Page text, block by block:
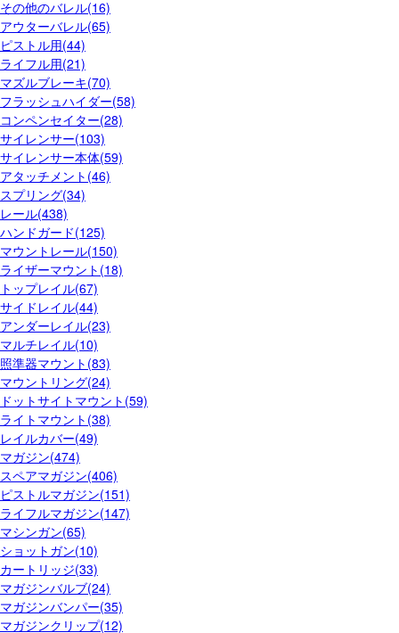
その他のバレル(16)
アウターバレル(65)
ピストル用(44)
ライフル用(21)
マズルブレーキ(70)
フラッシュハイダー(58)
コンペンセイター(28)
サイレンサー(103)
サイレンサー本体(59)
アタッチメント(46)
スプリング(34)
レール(438)
ハンドガード(125)
マウントレール(150)
ライザーマウント(18)
トップレイル(67)
サイドレイル(44)
アンダーレイル(23)
マルチレイル(10)
照準器マウント(83)
マウントリング(24)
ドットサイトマウント(59)
ライトマウント(38)
レイルカバー(49)
マガジン(474)
スペアマガジン(406)
ピストルマガジン(151)
ライフルマガジン(147)
マシンガン(65)
ショットガン(10)
カートリッジ(33)
マガジンバルブ(24)
マガジンバンパー(35)
マガジンクリップ(12)